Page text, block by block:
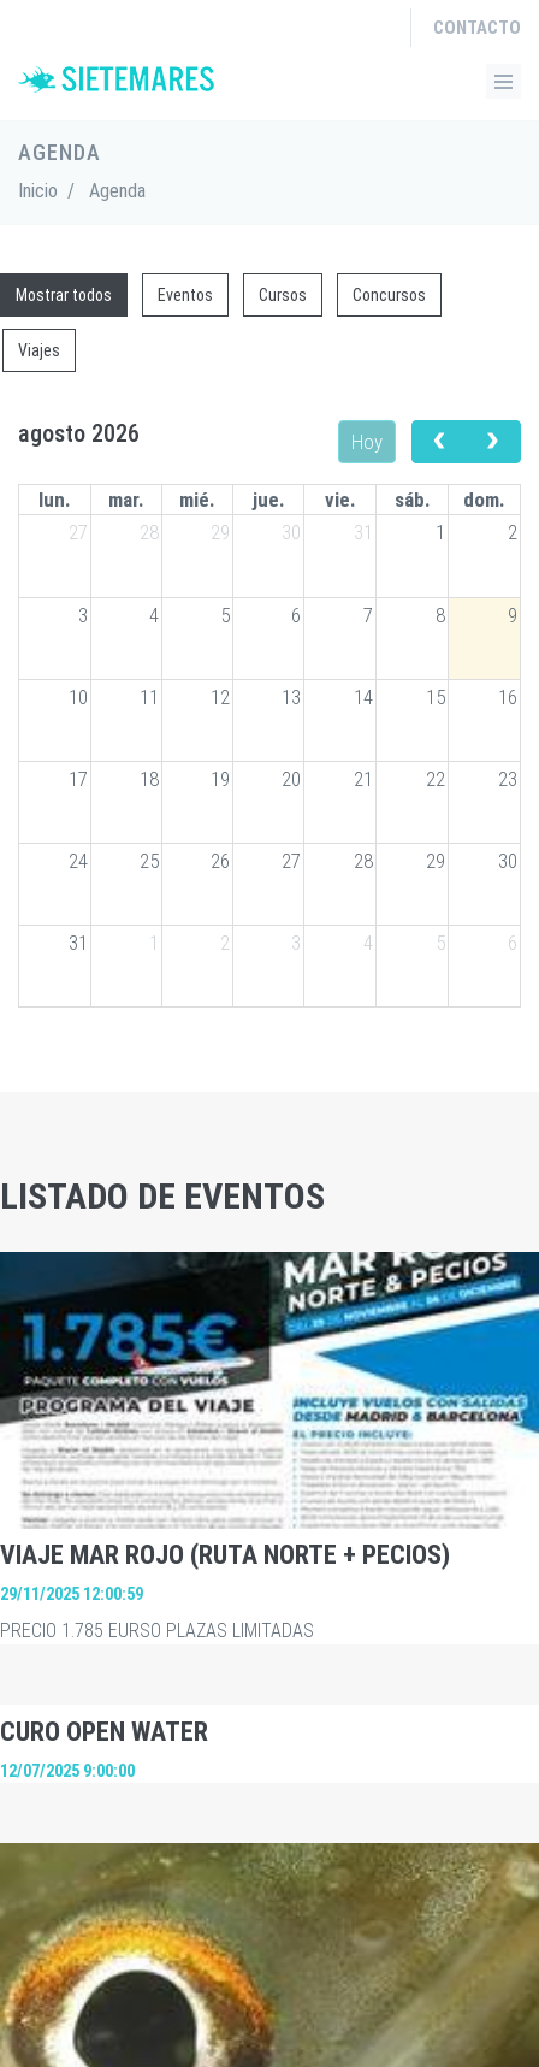
CONTACTO
AGENDA
Inicio / Agenda
Mostrar todos Eventos Cursos Concursos
Viajes
agosto 2026 Hoy
lun. mar. mié. jue. vie. sáb.
dom.
27
28 29 30 31 1 2
3 4 5 6 7 8 9
10 11 12 13 14 15 16
17 18 19 20 21 22 23
24 25 26 27 28 29 30
31 1 2 3 4 5 6
LISTADO DE EVENTOS
VIAJE MAR ROJO (RUTA NORTE + PECIOS)
29/11/2025 12:00:59
PRECIO 1.785 EURSO PLAZAS LIMITADAS
CURO OPEN WATER
12/07/2025 9:00:00